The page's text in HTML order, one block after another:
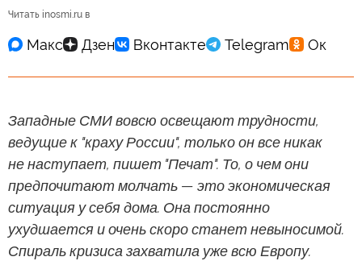
Читать inosmi.ru в
Западные СМИ вовсю освещают трудности,
ведущие к "краху России", только он все никак
не наступает, пишет "Печат". То, о чем они
предпочитают молчать — это экономическая
ситуация у себя дома. Она постоянно
ухудшается и очень скоро станет невыносимой.
Спираль кризиса захватила уже всю Европу.